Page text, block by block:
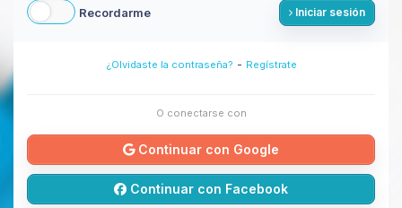
Recordarme Iniciar sesión
¿Olvidaste la contraseña? - Regístrate
O conectarse con
Continuar con Google
Continuar con Facebook